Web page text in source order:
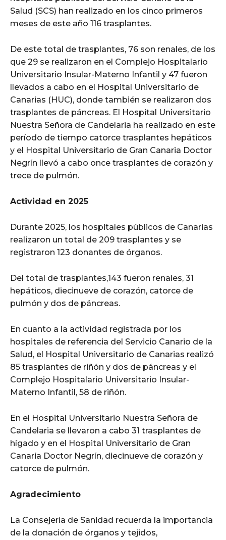
Salud (SCS) han realizado en los cinco primeros
meses de este año 116 trasplantes.
De este total de trasplantes, 76 son renales, de los
que 29 se realizaron en el Complejo Hospitalario
Universitario Insular-Materno Infantil y 47 fueron
llevados a cabo en el Hospital Universitario de
Canarias (HUC), donde también se realizaron dos
trasplantes de páncreas. El Hospital Universitario
Nuestra Señora de Candelaria ha realizado en este
período de tiempo catorce trasplantes hepáticos
y el Hospital Universitario de Gran Canaria Doctor
Negrín llevó a cabo once trasplantes de corazón y
trece de pulmón.
Actividad en 2025
Durante 2025, los hospitales públicos de Canarias
realizaron un total de 209 trasplantes y se
registraron 123 donantes de órganos.
Del total de trasplantes,143 fueron renales, 31
hepáticos, diecinueve de corazón, catorce de
pulmón y dos de páncreas.
En cuanto a la actividad registrada por los
hospitales de referencia del Servicio Canario de la
Salud, el Hospital Universitario de Canarias realizó
85 trasplantes de riñón y dos de páncreas y el
Complejo Hospitalario Universitario Insular-
Materno Infantil, 58 de riñón.
En el Hospital Universitario Nuestra Señora de
Candelaria se llevaron a cabo 31 trasplantes de
hígado y en el Hospital Universitario de Gran
Canaria Doctor Negrín, diecinueve de corazón y
catorce de pulmón.
Agradecimiento
La Consejería de Sanidad recuerda la importancia
de la donación de órganos y tejidos,